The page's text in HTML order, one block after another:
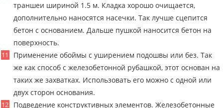
траншеи шириной 1.5 м. Кладка хорошо очищается,
дополнительно наносятся насечки. Так лучше сцепится
бетон с основанием. Дальше пушкой наносится бетон на
поверхность.
Применение обоймы с уширением подошвы или без. Так
же как способ с железобетонной рубашкой, этот основан на
таких же захватках. Использовать его можно с одной или
двух сторон основания.
Подведение конструктивных элементов. Железобетонные